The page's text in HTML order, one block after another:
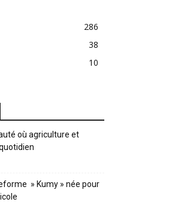
286
38
10
où agriculture et
» Kumy » née pour